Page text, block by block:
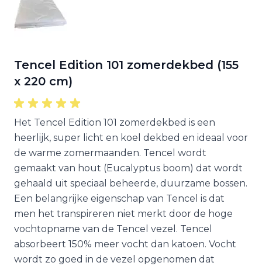
Tencel Edition 101 zomerdekbed (155
x 220 cm)
Het Tencel Edition 101 zomerdekbed is een
heerlijk, super licht en koel dekbed en ideaal voor
de warme zomermaanden. Tencel wordt
gemaakt van hout (Eucalyptus boom) dat wordt
gehaald uit speciaal beheerde, duurzame bossen.
Een belangrijke eigenschap van Tencel is dat
men het transpireren niet merkt door de hoge
vochtopname van de Tencel vezel. Tencel
absorbeert 150% meer vocht dan katoen. Vocht
wordt zo goed in de vezel opgenomen dat